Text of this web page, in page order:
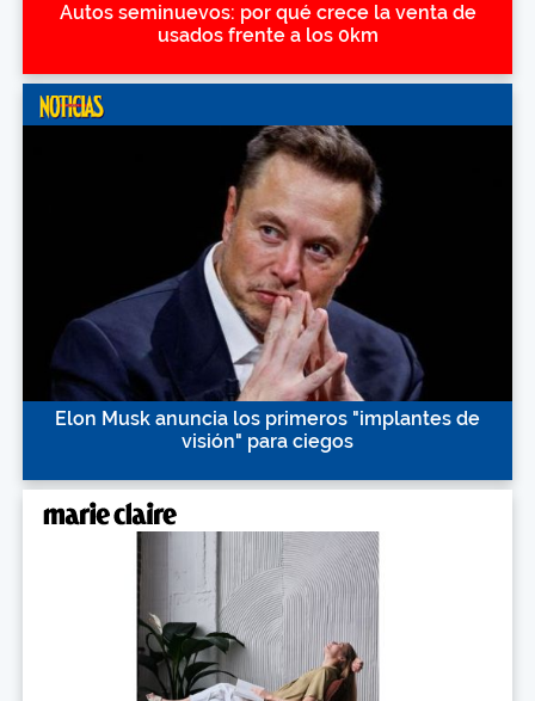
Autos seminuevos: por qué crece la venta de
usados frente a los 0km
Elon Musk anuncia los primeros "implantes de
visión" para ciegos